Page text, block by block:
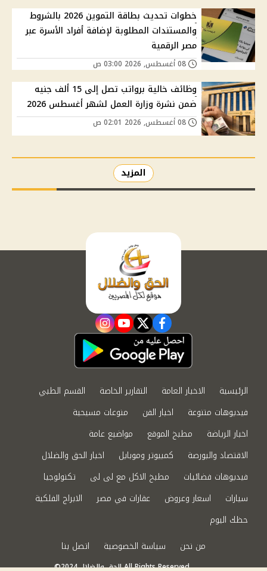
خطوات تحديث بطاقة التموين 2026 بالشروط
والمستندات المطلوبة لإضافة أفراد الأسرة عبر
مصر الرقمية
وظائف خالية برواتب تصل إلى 15 ألف جنيه
ضمن نشرة وزارة العمل لشهر أغسطس 2026
المزيد
facebook
twitter
youtube
instagram
الرئيسية الاخبار العامة التقارير الخاصة
القسم الطبي
فيديوهات متنوعة
اخبار الفن
منوعات مسيحية
اخبار الرياضة
مطبخ الموقع
مواضيع عامة
الاقتصاد والبورصة
كمبيوتر وموبايل
اخبار الحق والضلال
فيديوهات فضائيات
مطبخ الاكل مع لى لى
تكنولوجيا
سيارات
اسعار وعروض عقارات في مصر
الابراج الفلكية
حظك اليوم
من نحن
سياسة الخصوصية اتصل بنا
©2024 الحق والضلال All Rights Reserved.